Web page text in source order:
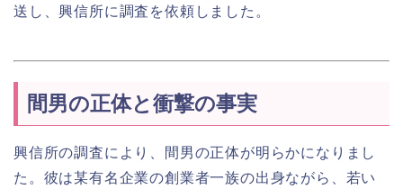
送し、興信所に調査を依頼しました。
間男の正体と衝撃の事実
興信所の調査により、間男の正体が明らかになりまし
た。彼は某有名企業の創業者一族の出身ながら、若い